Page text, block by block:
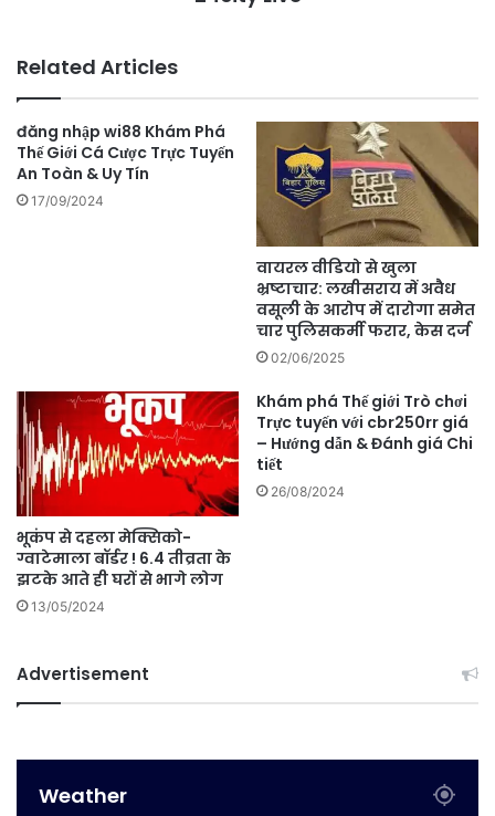
Related Articles
đăng nhập wi88 Khám Phá
Thế Giới Cá Cược Trực Tuyến
An Toàn & Uy Tín
17/09/2024
वायरल वीडियो से खुला
भ्रष्टाचार: लखीसराय में अवैध
वसूली के आरोप में दारोगा समेत
चार पुलिसकर्मी फरार, केस दर्ज
02/06/2025
भूकंप से दहला मेक्सिको-
ग्वाटेमाला बॉर्डर ! 6.4 तीव्रता के
झटके आते ही घरों से भागे लोग
13/05/2024
Khám phá Thế giới Trò chơi
Trực tuyến với cbr250rr giá
– Hướng dẫn & Đánh giá Chi
tiết
26/08/2024
Advertisement
Weather